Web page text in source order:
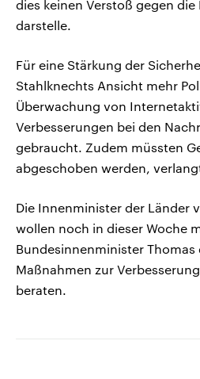
dies keinen Verstoß gegen
darstelle.
Für eine Stärkung der
Stahlknechts Ansicht mehr
Überwachung von
Verbesserungen bei den
gebraucht. Zudem müssten
abgeschoben werden,
Die Innenminister der Länder
wollen noch in dieser Woche
Bundesinnenminister Thomas
Maßnahmen zur
beraten.